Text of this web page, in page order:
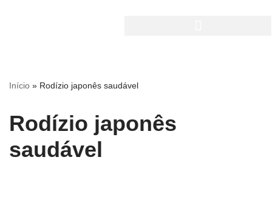
Início » Rodízio japonês saudável
Rodízio japonês
saudável